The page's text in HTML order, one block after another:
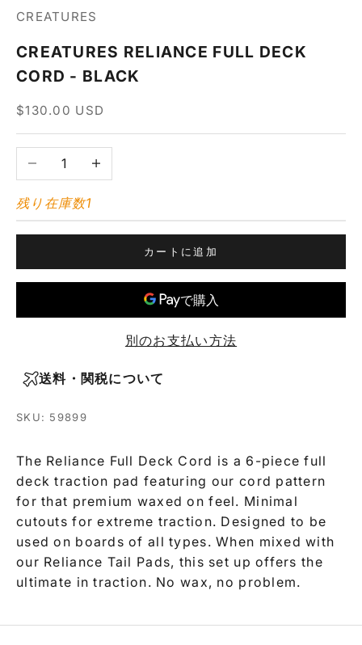
CREATURES
CREATURES RELIANCE FULL DECK
CORD - BLACK
セール価格
$130.00 USD
数量を減らす数量を増やす
残り在庫数1
カートに追加
別のお支払い方法
送料・関税について
SKU: 59899
The Reliance Full Deck Cord is a 6-piece full
deck traction pad featuring our cord pattern
for that premium waxed on feel. Minimal
cutouts for extreme traction. Designed to be
used on boards of all types. When mixed with
our Reliance Tail Pads, this set up offers the
ultimate in traction. No wax, no problem.